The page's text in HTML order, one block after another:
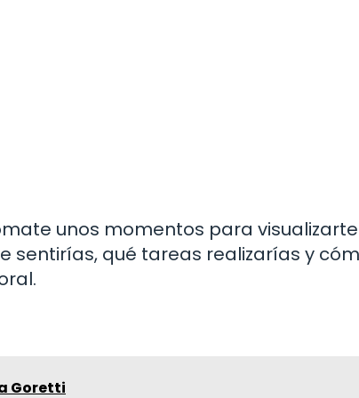
unos momentos para
sentirías, qué tareas realizarías y
Goretti